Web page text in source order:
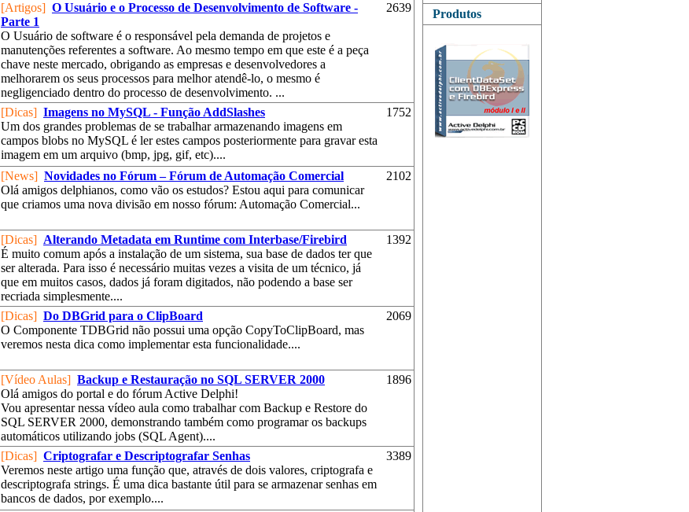
[Artigos] O Usuário e o Processo de Desenvolvimento de Software -
Parte 1
O Usuário de software é o responsável pela demanda de projetos e
manutenções referentes a software. Ao mesmo tempo em que este é a peça
chave neste mercado, obrigando as empresas e desenvolvedores a
melhorarem os seus processos para melhor atendê-lo, o mesmo é
negligenciado dentro do processo de desenvolvimento. ...
2639
[Dicas] Imagens no MySQL - Função AddSlashes
Um dos grandes problemas de se trabalhar armazenando imagens em
campos blobs no MySQL é ler estes campos posteriormente para gravar esta
imagem em um arquivo (bmp, jpg, gif, etc)....
1752
[News] Novidades no Fórum – Fórum de Automação Comercial
Olá amigos delphianos, como vão os estudos? Estou aqui para comunicar
que criamos uma nova divisão em nosso fórum: Automação Comercial...
2102
[Dicas] Alterando Metadata em Runtime com Interbase/Firebird
É muito comum após a instalação de um sistema, sua base de dados ter que
ser alterada. Para isso é necessário muitas vezes a visita de um técnico, já
que em muitos casos, dados já foram digitados, não podendo a base ser
recriada simplesmente....
1392
[Dicas] Do DBGrid para o ClipBoard
O Componente TDBGrid não possui uma opção CopyToClipBoard, mas
veremos nesta dica como implementar esta funcionalidade....
2069
[Vídeo Aulas] Backup e Restauração no SQL SERVER 2000
Olá amigos do portal e do fórum Active Delphi!
Vou apresentar nessa vídeo aula como trabalhar com Backup e Restore do
SQL SERVER 2000, demonstrando também como programar os backups
automáticos utilizando jobs (SQL Agent)....
1896
[Dicas] Criptografar e Descriptografar Senhas
Veremos neste artigo uma função que, através de dois valores, criptografa e
descriptografa strings. É uma dica bastante útil para se armazenar senhas em
bancos de dados, por exemplo....
3389
Produtos